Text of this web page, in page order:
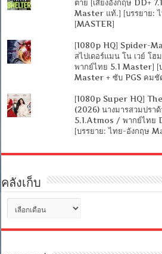
ตาย [เสียงอังกฤษ DD+
Master แท้.] [บรรยาย:
[MASTER]
[1080p HQ] Spider-
สไปเดอร์แมน โน เวย์ โฮ
พากย์ไทย 5.1 Master] [
Master + ซับ PGS คมชั
[1080p Super HQ]
(2026) นางมารสวมปรา
5.1.Atmos / พากย์ไทย
[บรรยาย: ไทย-อังกฤษ
คลังเก็บ
เก็บ